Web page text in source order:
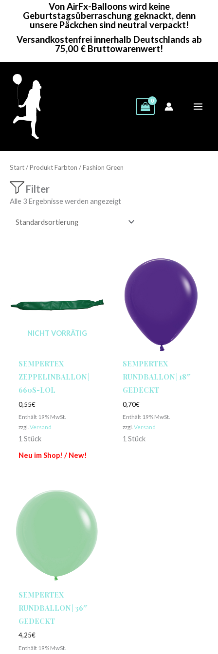
Von AirFx-Balloons wird keine
Geburtstagsüberraschung geknackt, denn
unsere Päckchen sind neutral verpackt!
Versandkostenfrei innerhalb Deutschlands ab
75,00 € Bruttowarenwert!
Start/ Produkt Farbton / Fashion Green
Filter
Alle 3 Ergebnisse werden angezeigt
NICHT VORRÄTIG
SEMPERTEX
ZEPPELINBALLON |
660S-LOL
0,55€
Enthält 19% MwSt.
zzgl. Versand
1 Stück
Neu im Shop! / New!
SEMPERTEX
RUNDBALLON | 18″
GEDECKT
0,70€
Enthält 19% MwSt.
zzgl. Versand
1 Stück
SEMPERTEX
RUNDBALLON | 36″
GEDECKT
4,25€
Enthält 19% MwSt.